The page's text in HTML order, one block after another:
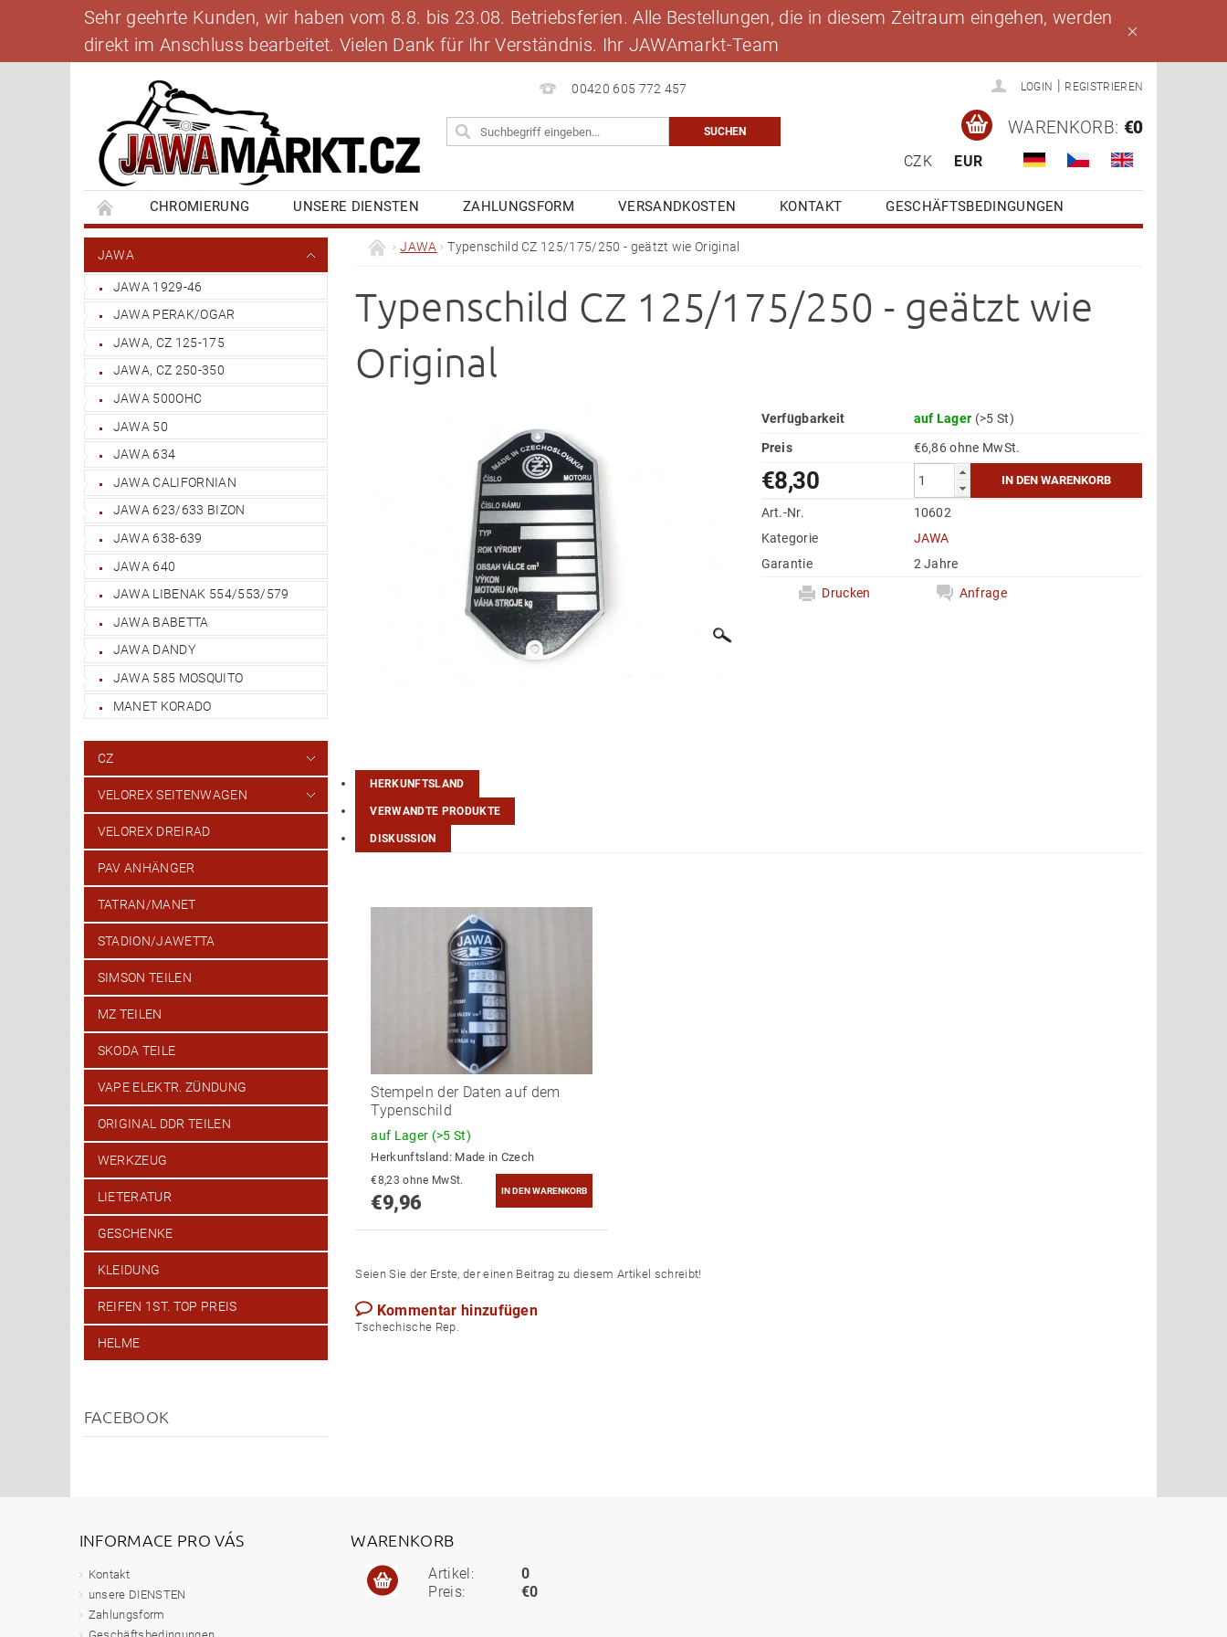
Sehr geehrte Kunden, wir haben vom 8.8. bis 23.08. Betriebsferien. Alle Bestellungen, die in diesem Zeitraum eingehen, werden
direkt im Anschluss bearbeitet. Vielen Dank für Ihr Verständnis. Ihr JAWAmarkt-Team
00420 605 772 457 LOGIN REGISTRIEREN
CZK EUR
WARENKORB: €0
CHROMIERUNG UNSERE DIENSTEN ZAHLUNGSFORM VERSANDKOSTEN KONTAKT
GESCHÄFTSBEDINGUNGEN
BANKVERBINDUNG
SCHREIBEN SIE UNS BLOG MEINE BESTELLUNG
JAWA
JAWA 1929-46
JAWA PERAK/OGAR
JAWA, CZ 125-175
JAWA, CZ 250-350
JAWA 500OHC
JAWA 50
JAWA 634
JAWA CALIFORNIAN
JAWA 623/633 BIZON
JAWA 638-639
JAWA 640
JAWA LIBENAK 554/553/579
JAWA BABETTA
JAWA DANDY
JAWA 585 MOSQUITO
MANET KORADO
CZ
VELOREX SEITENWAGEN
VELOREX DREIRAD
PAV ANHÄNGER
TATRAN/MANET
STADION/JAWETTA
SIMSON TEILEN
MZ TEILEN
SKODA TEILE
VAPE ELEKTR. ZÜNDUNG
ORIGINAL DDR TEILEN
WERKZEUG
LIETERATUR
GESCHENKE
KLEIDUNG
REIFEN 1ST. TOP PREIS
HELME
FACEBOOK
JAWA Typenschild CZ 125/175/250 - geätzt wie Original
Typenschild CZ 125/175/250 - geätzt wie
Original
Verfügbarkeit auf Lager (>5 St)
Preis
€6,86 ohne MwSt.
€8,30
Art.-Nr.
10602
Kategorie
JAWA
Garantie
2 Jahre
Drucken
Anfrage
HERKUNFTSLAND
VERWANDTE PRODUKTE
DISKUSSION
Stempeln der Daten auf dem
Typenschild
auf Lager (>5 St)
Herkunftsland: Made in Czech
€8,23 ohne MwSt.
€9,96
Seien Sie der Erste, der einen Beitrag zu diesem Artikel schreibt!
Kommentar hinzufügen
Tschechische Rep.
INFORMACE PRO VÁS
Kontakt
unsere DIENSTEN
Zahlungsform
WARENKORB
Artikel:
Preis:
0
€0